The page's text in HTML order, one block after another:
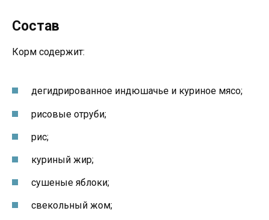
Состав
Корм содержит:
дегидрированное индюшачье и куриное мясо;
рисовые отруби;
рис;
куриный жир;
сушеные яблоки;
свекольный жом;